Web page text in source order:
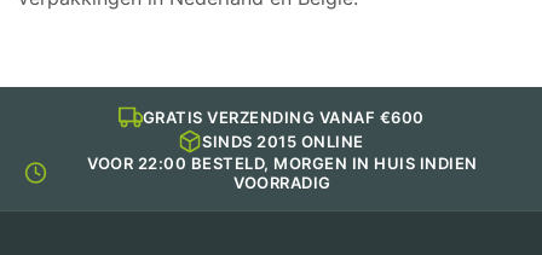
GRATIS VERZENDING VANAF €600
SINDS 2015 ONLINE
VOOR 22:00 BESTELD, MORGEN IN HUIS INDIEN
VOORRADIG